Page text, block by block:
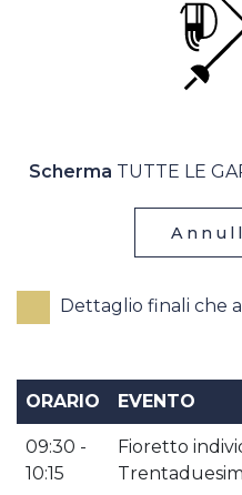
Scherma TUTTE LE
Dettaglio finali che
ORARIO EVENTO
09:30 -
10:15
Fioretto